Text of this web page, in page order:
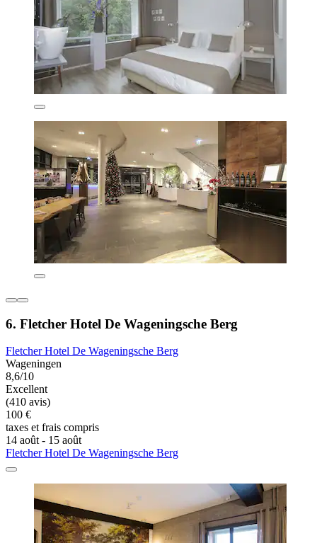
6. Fletcher Hotel De Wageningsche Berg
Fletcher Hotel De Wageningsche Berg
Wageningen
8,6/10
Excellent
(410 avis)
100 €
taxes et frais compris
14 août - 15 août
Fletcher Hotel De Wageningsche Berg